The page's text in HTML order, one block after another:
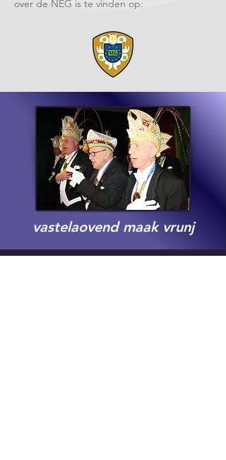
over de NEG is te vinden op:
vastelaovend maak vrunj